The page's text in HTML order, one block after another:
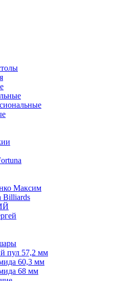
Максим
Billiards
пул 57,2 мм
60,3 мм
68 мм